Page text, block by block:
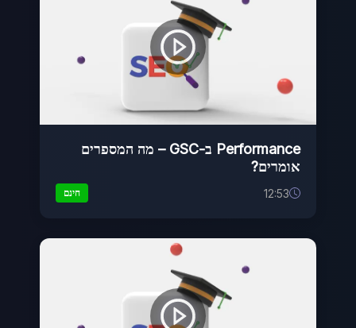
Performance ב-GSC – מה המספרים
אומרים?
12:53 חינם